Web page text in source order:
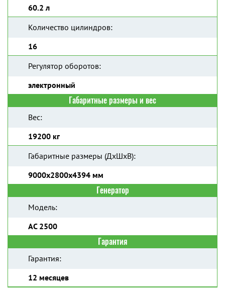
60.2 л
Количество цилиндров:
16
Регулятор оборотов:
электронный
Габаритные размеры и вес
Вес:
19200 кг
Габаритные размеры (ДхШхВ):
9000x2800x4394 мм
Генератор
Модель:
AC 2500
Гарантия
Гарантия:
12 месяцев